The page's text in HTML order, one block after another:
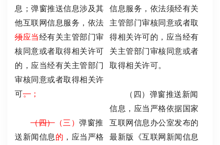
息；弹窗推送信息涉及其
他互联网信息服务，依法
须应当经有关主管部门审
核同意或者取得相关许可
的，应当经有关主管部门
审核同意或者取得相关许
可。 ；
（四）（三）弹窗推
送新闻信息的 ，应当严格
信息服务，依法须经有关
主管部门审核同意或者取
得相关许可的，应当经有
关主管部门审核同意或者
取得相关许可。
（四）弹窗推送新闻
信息，应当严格依据国家
互联网信息办公室发布的
最新版《互联网新闻信息